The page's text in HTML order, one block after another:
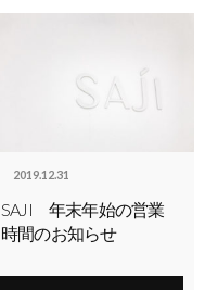
2019.12.31
SAJI 年末年始の営業
時間のお知らせ